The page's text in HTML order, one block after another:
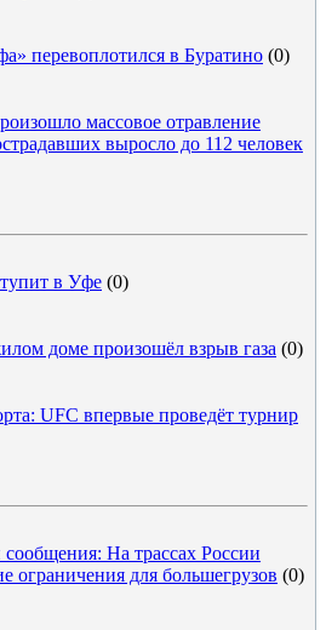
перевоплотился в Буратино (0)
массовое отравление
выросло до 112 человек
в Уфе (0)
доме произошёл взрыв газа (0)
UFC впервые проведёт турнир
На трассах России
ограничения для большегрузов (0)